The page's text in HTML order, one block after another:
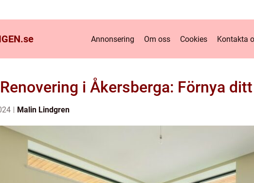
se Annonsering Om oss Cookies Kontakta
Renovering i Åkersberga: Förnya
Malin Lindgren